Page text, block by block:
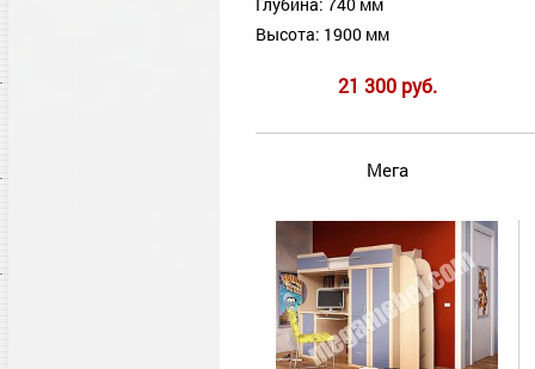
Высота: 1900 мм
21 300 руб.
Мега